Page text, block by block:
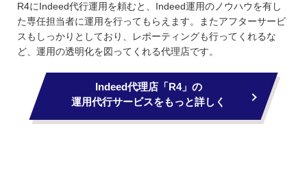
R4にIndeed代行運用を頼むと、Indeed運用のノウハウを有し
た専任担当者に運用を行ってもらえます。またアフターサービ
スもしっかりとしており、レポーティングも行ってくれるな
ど、運用の透明化を図ってくれる代理店です。
Indeed代理店「R4」の
運用代行サービスをもっと詳しく